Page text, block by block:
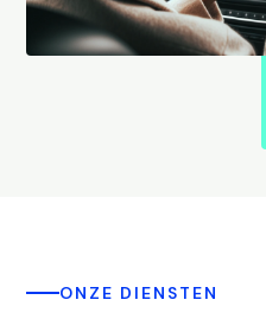
ONZE DIENSTEN